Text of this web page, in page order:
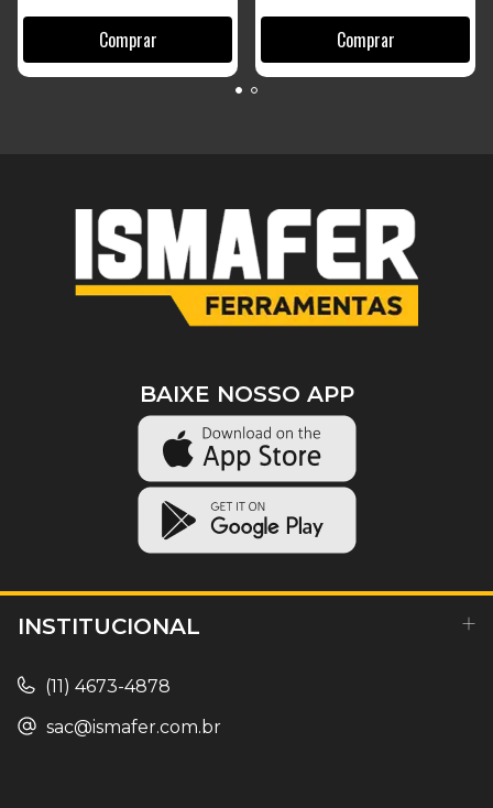
Comprar Comprar
INSTITUCIONAL
(11) 4673-4878
sac@ismafer.com.br
BAIXE NOSSO APP